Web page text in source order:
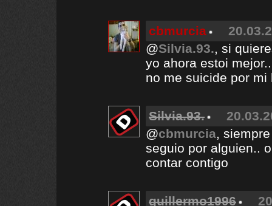
cbmurcia
@Silvia.93., si
yo ahora estoi mejor..
no me suicide por
Silvia.93.
@cbmurcia,
seguio por alguien..
contar contigo
guillermo1996